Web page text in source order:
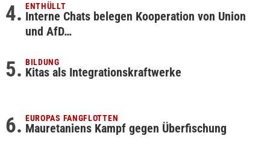
ENTHÜLLT
Interne Chats belegen Kooperation von Union
und AfD…
BILDUNG
Kitas als Integrationskraftwerke
EUROPAS FANGFLOTTEN
Mauretaniens Kampf gegen Überfischung